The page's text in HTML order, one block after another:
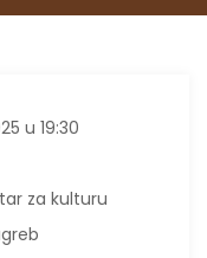
u 19:30
za kulturu